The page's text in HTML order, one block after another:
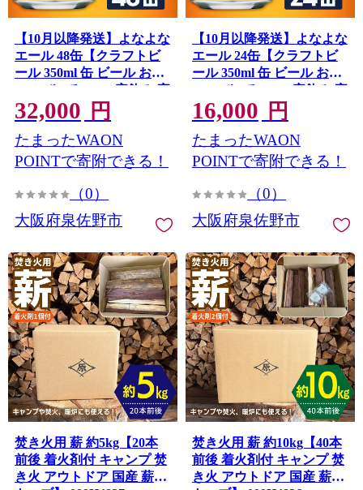
【10月以降発送】よなよな
エール 48缶【クラフトビ
ール 350ml 缶 ビール お酒
beer びーる BBQ 宅飲み 家
飲み 晩酌 高評価 家計応援
ヤッホーブルーイング】
G4130
32,000 円
たまったWAON
POINTで寄附できる！
（0）
大阪府泉佐野市
【10月以降発送】よなよな
エール 24缶【クラフトビ
ール 350ml 缶 ビール お酒
beer びーる BBQ 宅飲み 家
飲み 晩酌 高評価 家計応援
ヤッホーブルーイング】
G4129
16,000 円
たまったWAON
POINTで寄附できる！
（0）
大阪府泉佐野市
焚き火用 薪 約5kg【20本
前後 着火剤付 キャンプ 焚
き火 アウトドア 国産 薪ス
焚き火用 薪 約10kg【40本
前後 着火剤付 キャンプ 焚
き火 アウトドア 国産 薪ス